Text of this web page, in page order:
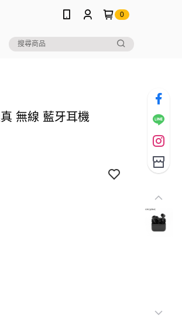
0
無線 藍牙耳機